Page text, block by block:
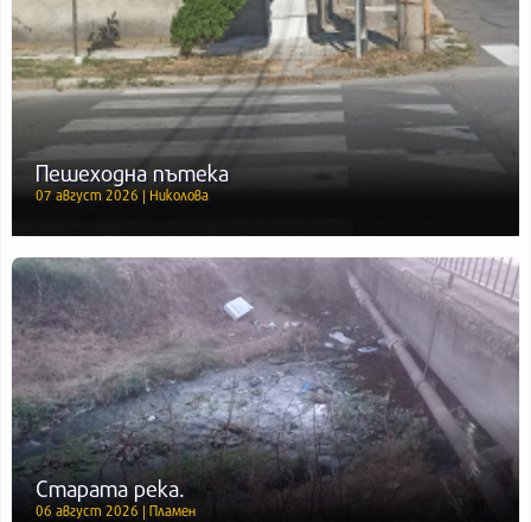
Пешеходна пътека
07 август 2026 | Николова
Старата река.
06 август 2026 | Пламен